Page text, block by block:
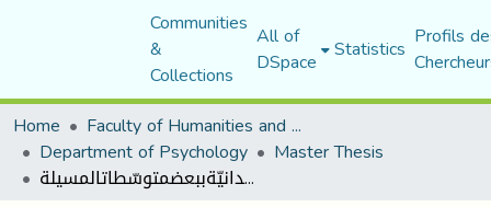
Communities
&
Collections
All of
DSpace Statistics Profils
Home
Faculty of Humanities and Social Sciences
Department of Psychology Master Thesis
درجةممارسةأساتذةالتّعليمالمتوسّطلأساليبالتّقويمالبديلمنوجهةنظرهم- دراسةميدانيّةببعضمتوسّطاتالمسيلة